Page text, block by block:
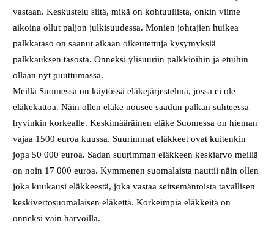
vastaan. Keskustelu siitä, mikä on kohtuullista, onkin viime
aikoina ollut paljon julkisuudessa. Monien johtajien huikea
palkkataso on saanut aikaan oikeutettuja kysymyksiä
palkkauksen tasosta. Onneksi ylisuuriin palkkioihin ja etuihin
ollaan nyt puuttumassa.
Meillä Suomessa on käytössä eläkejärjestelmä, jossa ei ole
eläkekattoa. Näin ollen eläke nousee saadun palkan suhteessa
hyvinkin korkealle. Keskimääräinen eläke Suomessa on hieman
vajaa 1500 euroa kuussa. Suurimmat eläkkeet ovat kuitenkin
jopa 50 000 euroa. Sadan suurimman eläkkeen keskiarvo meillä
on noin 17 000 euroa. Kymmenen suomalaista nauttii näin ollen
joka kuukausi eläkkeestä, joka vastaa seitsemäntoista tavallisen
keskivertosuomalaisen eläkettä. Korkeimpia eläkkeitä on
onneksi vain harvoilla.